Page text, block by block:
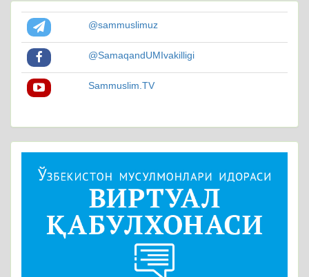
@sammuslimuz
@SamaqandUMIvakilligi
Sammuslim.TV